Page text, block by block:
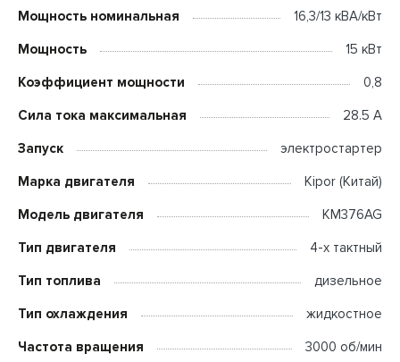
Мощность номинальная 16,3/13 кВА/кВт
Мощность 15 кВт
Коэффициент мощности 0,8
Сила тока максимальная 28.5 А
Запуск электростартер
Марка двигателя Kipor (Китай)
Модель двигателя KM376AG
Тип двигателя 4-х тактный
Тип топлива дизельное
Тип охлаждения жидкостное
Частота вращения 3000 об/мин